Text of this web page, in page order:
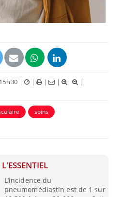
| | | |
|
soins
L'ESSENTIEL
L’incidence du
pneumomédiastin est de 1 sur